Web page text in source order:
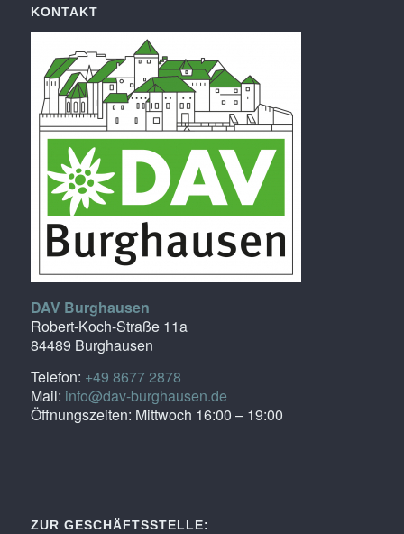
KONTAKT
DAV Burghausen
Robert-Koch-Straße 11a
84489 Burghausen
Telefon: +49 8677 2878
Mail: info@dav-burghausen.de
Öffnungszeiten: Mittwoch 16:00 – 19:00
ZUR GESCHÄFTSSTELLE: